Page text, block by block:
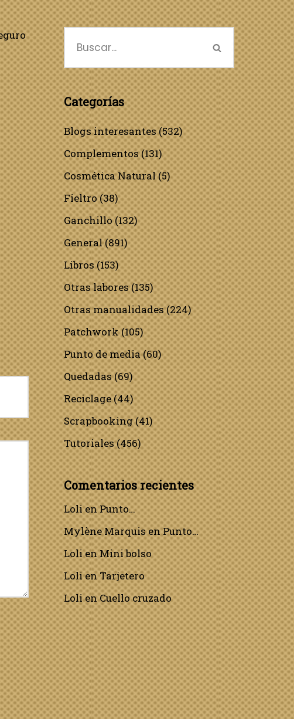
Categorías
Blogs interesantes(532)
Complementos(131)
Cosmética Natural(5)
Fieltro(38)
Ganchillo(132)
General(891)
Libros(153)
Otras labores(135)
Otras manualidades(224)
Patchwork(105)
Punto de media(60)
Quedadas(69)
Reciclage(44)
Scrapbooking(41)
Tutoriales(456)
Comentarios recientes
LolienPunto…
Mylène MarquisenPunto…
LolienMini bolso
LolienTarjetero
LolienCuello cruzado